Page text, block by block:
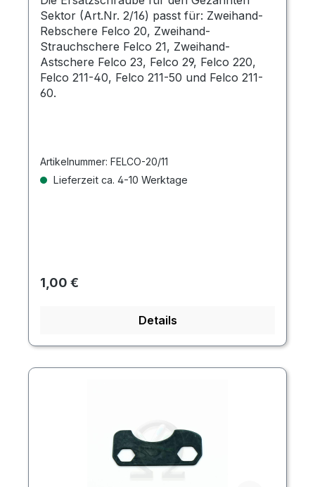
Sektor (Art.Nr. 2/16) passt für: Zweihand-
Rebschere Felco 20, Zweihand-
Strauchschere Felco 21, Zweihand-
Astschere Felco 23, Felco 29, Felco 220,
Felco 211-40, Felco 211-50 und Felco 211-
60.
Artikelnummer: FELCO-20/11
Lieferzeit ca. 4-10 Werktage
Regulärer Preis:
1,00 €
Details